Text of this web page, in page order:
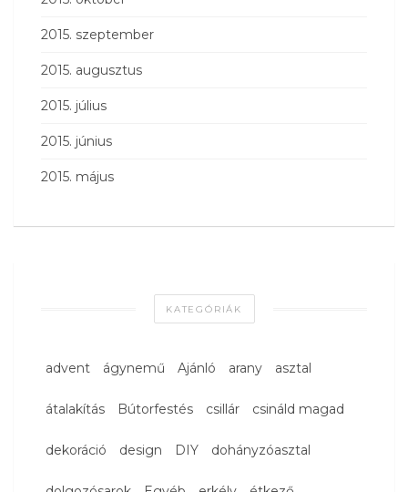
2015. szeptember
2015. augusztus
2015. július
2015. június
2015. május
KATEGÓRIÁK
advent ágynemű Ajánló arany asztal
átalakítás Bútorfestés csillár csináld magad
dekoráció design DIY dohányzóasztal